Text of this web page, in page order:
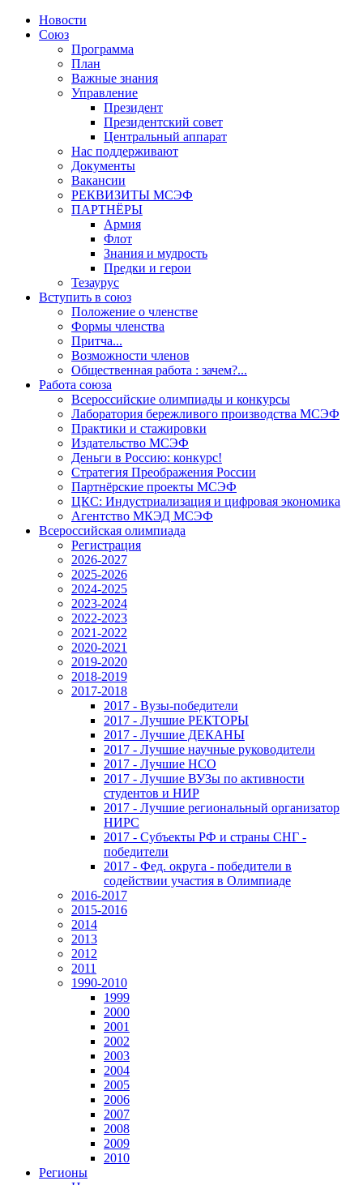
Новости
Союз
Программа
План
Важные знания
Управление
Президент
Президентский совет
Центральный аппарат
Нас поддерживают
Документы
Вакансии
РЕКВИЗИТЫ МСЭФ
ПАРТНЁРЫ
Армия
Флот
Знания и мудрость
Предки и герои
Тезаурус
Вступить в союз
Положение о членстве
Формы членства
Притча...
Возможности членов
Общественная работа : зачем?...
Работа союза
Всероссийские олимпиады и конкурсы
Лаборатория бережливого производства МСЭФ
Практики и стажировки
Издательство МСЭФ
Деньги в Россию: конкурс!
Стратегия Преображения России
Партнёрские проекты МСЭФ
ЦКС: Индустриализация и цифровая экономика
Агентство МКЭД МСЭФ
Всероссийская олимпиада
Регистрация
2026-2027
2025-2026
2024-2025
2023-2024
2022-2023
2021-2022
2020-2021
2019-2020
2018-2019
2017-2018
2017 - Вузы-победители
2017 - Лучшие РЕКТОРЫ
2017 - Лучшие ДЕКАНЫ
2017 - Лучшие научные руководители
2017 - Лучшие НСО
2017 - Лучшие ВУЗы по активности
студентов и НИР
2017 - Лучшие региональный организатор
НИРС
2017 - Субъекты РФ и страны СНГ -
победители
2017 - Фед. округа - победители в
содействии участия в Олимпиаде
2016-2017
2015-2016
2014
2013
2012
2011
1990-2010
1999
2000
2001
2002
2003
2004
2005
2006
2007
2008
2009
2010
Регионы